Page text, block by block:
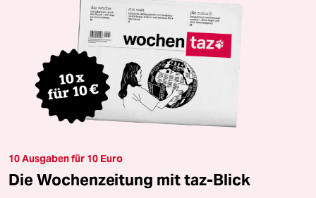
10 Ausgaben für 10 Euro
Die Wochenzeitung mit taz-Blick